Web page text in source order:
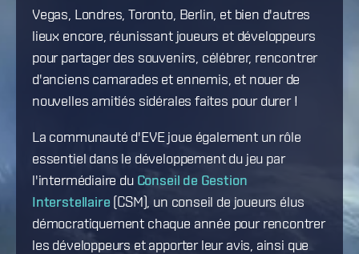
Vegas, Londres, Toronto, Berlin, et bien d'autres
lieux encore, réunissant joueurs et développeurs
pour partager des souvenirs, célébrer, rencontrer
d'anciens camarades et ennemis, et nouer de
nouvelles amitiés sidérales faites pour durer !
La communauté d'EVE joue également un rôle
essentiel dans le développement du jeu par
l'intermédiaire du Conseil de Gestion
Interstellaire (CSM), un conseil de joueurs élus
démocratiquement chaque année pour rencontrer
les développeurs et apporter leur avis, ainsi que